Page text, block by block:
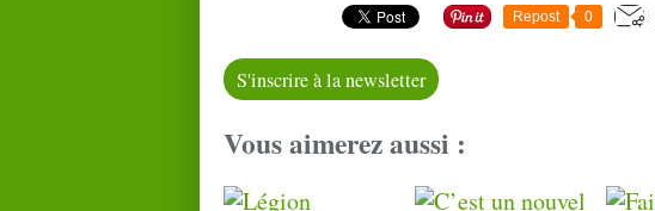
Repost 0
S'inscrire à la newsletter
Vous aimerez aussi :